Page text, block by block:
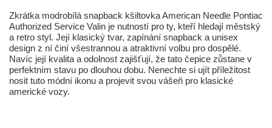
Zkrátka modrobílá snapback kšiltovka American Needle Pontiac
Authorized Service Valin je nutností pro ty, kteří hledají městský
a retro styl. Její klasický tvar, zapínání snapback a unisex
design z ní činí všestrannou a atraktivní volbu pro dospělé.
Navíc její kvalita a odolnost zajišťují, že tato čepice zůstane v
perfektním stavu po dlouhou dobu. Nenechte si ujít příležitost
nosit tuto módní ikonu a projevit svou vášeň pro klasické
americké vozy.